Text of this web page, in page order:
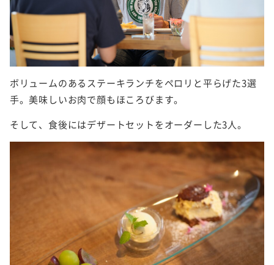
ボリュームのあるステーキランチをペロリと平らげた3選
手。美味しいお肉で顔もほころびます。
そして、食後にはデザートセットをオーダーした3人。